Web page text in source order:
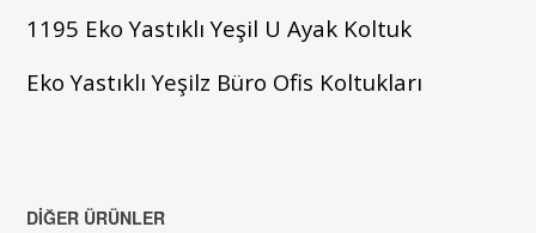
1195 Eko Yastıklı Yeşil U Ayak Koltuk
Eko Yastıklı Yeşilz Büro Ofis Koltukları
DIĞER ÜRÜNLER